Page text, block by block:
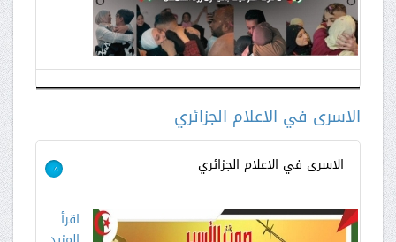
الاسرى في الاعلام الجزائري
الاسرى في الاعلام الجزائري >
اقرأ